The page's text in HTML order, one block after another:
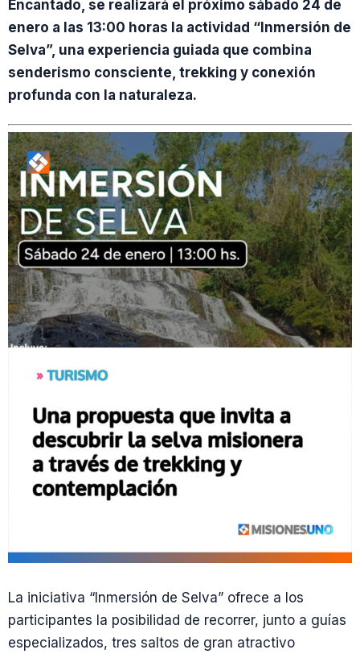
Encantado, se realizará el próximo sábado 24 de
enero a las 13:00 horas la actividad “Inmersión de
Selva”, una experiencia guiada que combina
senderismo consciente, trekking y conexión
profunda con la naturaleza.
La iniciativa “Inmersión de Selva” ofrece a los
participantes la posibilidad de recorrer, junto a guías
especializados, tres saltos de gran atractivo